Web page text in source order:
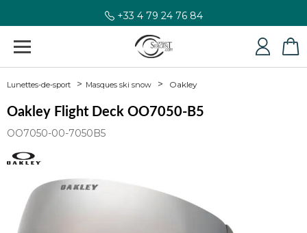
+33 4 79 24 76 84
Lunettes-de-sport Masques ski snow Oakley
Oakley Flight Deck OO7050-B5
OO7050-00-7050B5